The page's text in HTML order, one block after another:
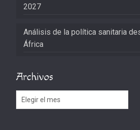
2027
Análisis de la política sanitaria
África
Archivos
Archivos